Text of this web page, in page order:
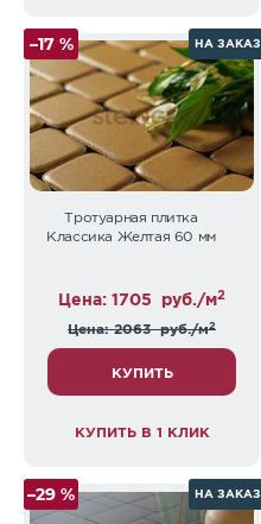
–17 % НА ЗАКАЗ
Тротуарная плитка
Классика Желтая 60 мм
Цена: 1705 руб./м2
Цена: 2063руб./м2
КУПИТЬ
КУПИТЬ В 1 КЛИК
–29 % НА ЗАКАЗ